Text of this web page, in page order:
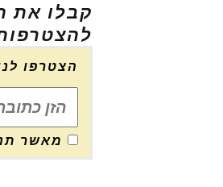
קבלו את
הצטרפו
מאשר